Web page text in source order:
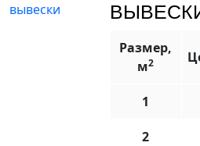
Размер,
м2
1
2